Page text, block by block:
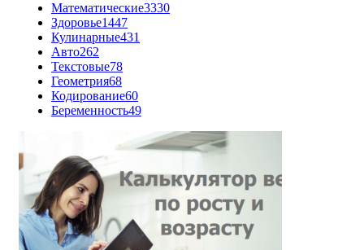
Математические3330
Здоровье1447
Кулинарные431
Авто262
Текстовые78
Геометрия68
Кодирование60
Беременность49